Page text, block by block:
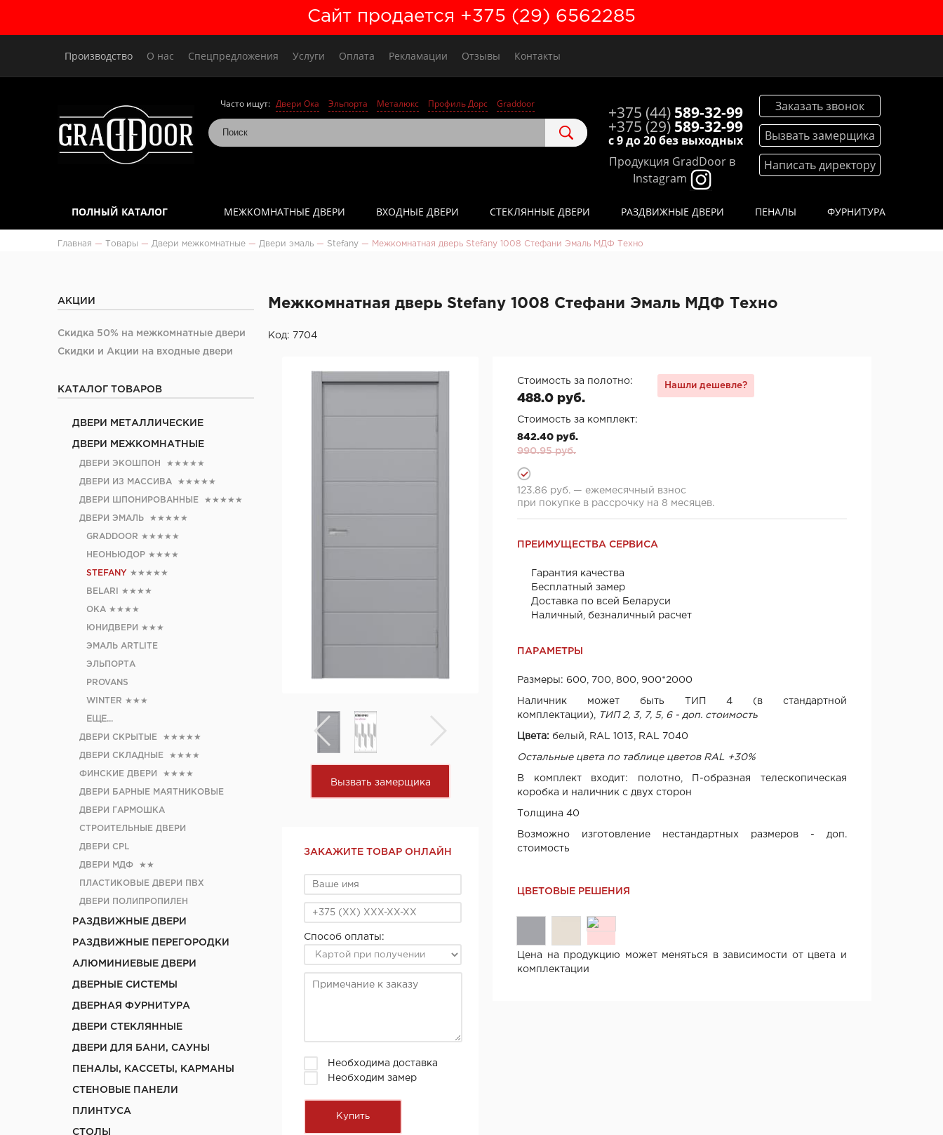
Сайт продается +375 (29) 6562285
Производство О нас Спецпредложения Услуги Оплата Рекламации Отзывы Контакты
Заказать звонок
Вызвать замерщика
Написать директору
+375 (44) 589-32-99
+375 (29) 589-32-99
с 9 до 20 без выходных
Продукция GradDoor в
Instagram
Часто ищут: Двери Ока Эльпорта Металюкс Профиль Дорс Graddoor
ПОЛНЫЙ КАТАЛОГ МЕЖКОМНАТНЫЕ ДВЕРИ ВХОДНЫЕ ДВЕРИ СТЕКЛЯННЫЕ ДВЕРИ РАЗДВИЖНЫЕ ДВЕРИ ПЕНАЛЫ ФУРНИТУРА
Главная — Товары — Двери межкомнатные — Двери эмаль — Stefany — Межкомнатная дверь Stefany 1008 Стефани Эмаль МДФ Техно
АКЦИИ
Скидка 50% на межкомнатные двери
Скидки и Акции на входные двери
КАТАЛОГ ТОВАРОВ
ДВЕРИ МЕТАЛЛИЧЕСКИЕ
ДВЕРИ МЕЖКОМНАТНЫЕ
ДВЕРИ ЭКОШПОН ★★★★★
ДВЕРИ ИЗ МАССИВА ★★★★★
ДВЕРИ ШПОНИРОВАННЫЕ ★★★★★
ДВЕРИ ЭМАЛЬ ★★★★★
GRADDOOR ★★★★★
НЕОНЬЮДОР ★★★★
STEFANY ★★★★★
BELARI ★★★★
ОКА ★★★★
ЮНИДВЕРИ ★★★
ЭМАЛЬ ARTLITE
ЭЛЬПОРТА
PROVANS
WINTER ★★★
ЕЩЕ...
ДВЕРИ СКРЫТЫЕ ★★★★★
ДВЕРИ СКЛАДНЫЕ ★★★★
ФИНСКИЕ ДВЕРИ ★★★★
ДВЕРИ БАРНЫЕ МАЯТНИКОВЫЕ
ДВЕРИ ГАРМОШКА
СТРОИТЕЛЬНЫЕ ДВЕРИ
ДВЕРИ CРL
ДВЕРИ МДФ ★★
ПЛАСТИКОВЫЕ ДВЕРИ ПВХ
ДВЕРИ ПОЛИПРОПИЛЕН
РАЗДВИЖНЫЕ ДВЕРИ
РАЗДВИЖНЫЕ ПЕРЕГОРОДКИ
АЛЮМИНИЕВЫЕ ДВЕРИ
ДВЕРНЫЕ СИСТЕМЫ
ДВЕРНАЯ ФУРНИТУРА
ДВЕРИ СТЕКЛЯННЫЕ
ДВЕРИ ДЛЯ БАНИ, САУНЫ
ПЕНАЛЫ, КАССЕТЫ, КАРМАНЫ
СТЕНОВЫЕ ПАНЕЛИ
ПЛИНТУСА
СТОЛЫ
Межкомнатная дверь Stefany 1008 Стефани Эмаль МДФ Техно
Код: 7704
Вызвать замерщика
ЗАКАЖИТЕ ТОВАР ОНЛАЙН
Способ оплаты:
Необходима доставка
Необходим замер
Стоимость за полотно:
488.0 руб.
Стоимость за комплект:
842.40 руб.
990.95 руб.
Нашли дешевле?
123.86 руб. — ежемесячный взнос
при покупке в рассрочку на 8 месяцев.
ПРЕИМУЩЕСТВА СЕРВИСА
Гарантия качества
Бесплатный замер
Доставка по всей Беларуси
Наличный, безналичный расчет
ПАРАМЕТРЫ
Размеры: 600, 700, 800, 900*2000
Наличник может быть ТИП 4 (в стандартной
комплектации),
ТИП 2, 3, 7, 5, 6 - доп. стоимость
Цвета: белый, RAL 1013, RAL 7040
Остальные цвета по таблице цветов RAL +30%
В комплект входит: полотно, П-образная телескопическая
коробка и наличник с двух сторон
Толщина 40
Возможно изготовление нестандартных размеров - доп.
стоимость
ЦВЕТОВЫЕ РЕШЕНИЯ
Цена на продукцию может меняться в зависимости от цвета и
комплектации